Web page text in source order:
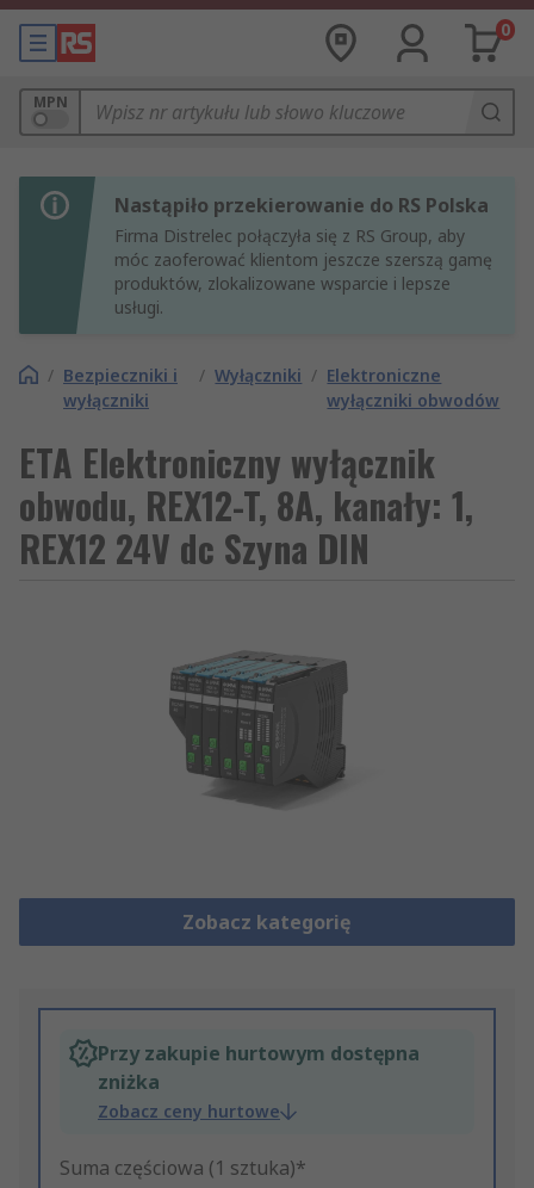
0
MPN
Nastąpiło przekierowanie do RS Polska
Firma Distrelec połączyła się z RS Group, aby
móc zaoferować klientom jeszcze szerszą gamę
produktów, zlokalizowane wsparcie i lepsze
usługi.
/ Bezpieczniki i
wyłączniki
/ Wyłączniki / Elektroniczne
wyłączniki obwodów
ETA Elektroniczny wyłącznik
obwodu, REX12-T, 8A, kanały: 1,
REX12 24V dc Szyna DIN
Zobacz kategorię
Przy zakupie hurtowym dostępna
zniżka
Zobacz ceny hurtowe
Suma częściowa (1 sztuka)*